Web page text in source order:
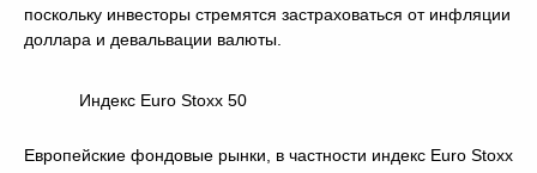
поскольку инвесторы стремятся застраховаться от инфляции
доллара и девальвации валюты.
Индекс Euro Stoxx 50
Европейские фондовые рынки, в частности индекс Euro Stoxx